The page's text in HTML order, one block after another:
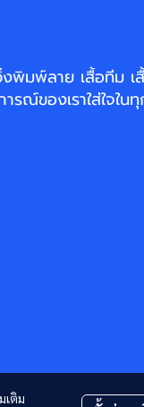
เติม
งพิมพ์ลาย เสื้อทีม
ณ์ของเราใส่ใจใน